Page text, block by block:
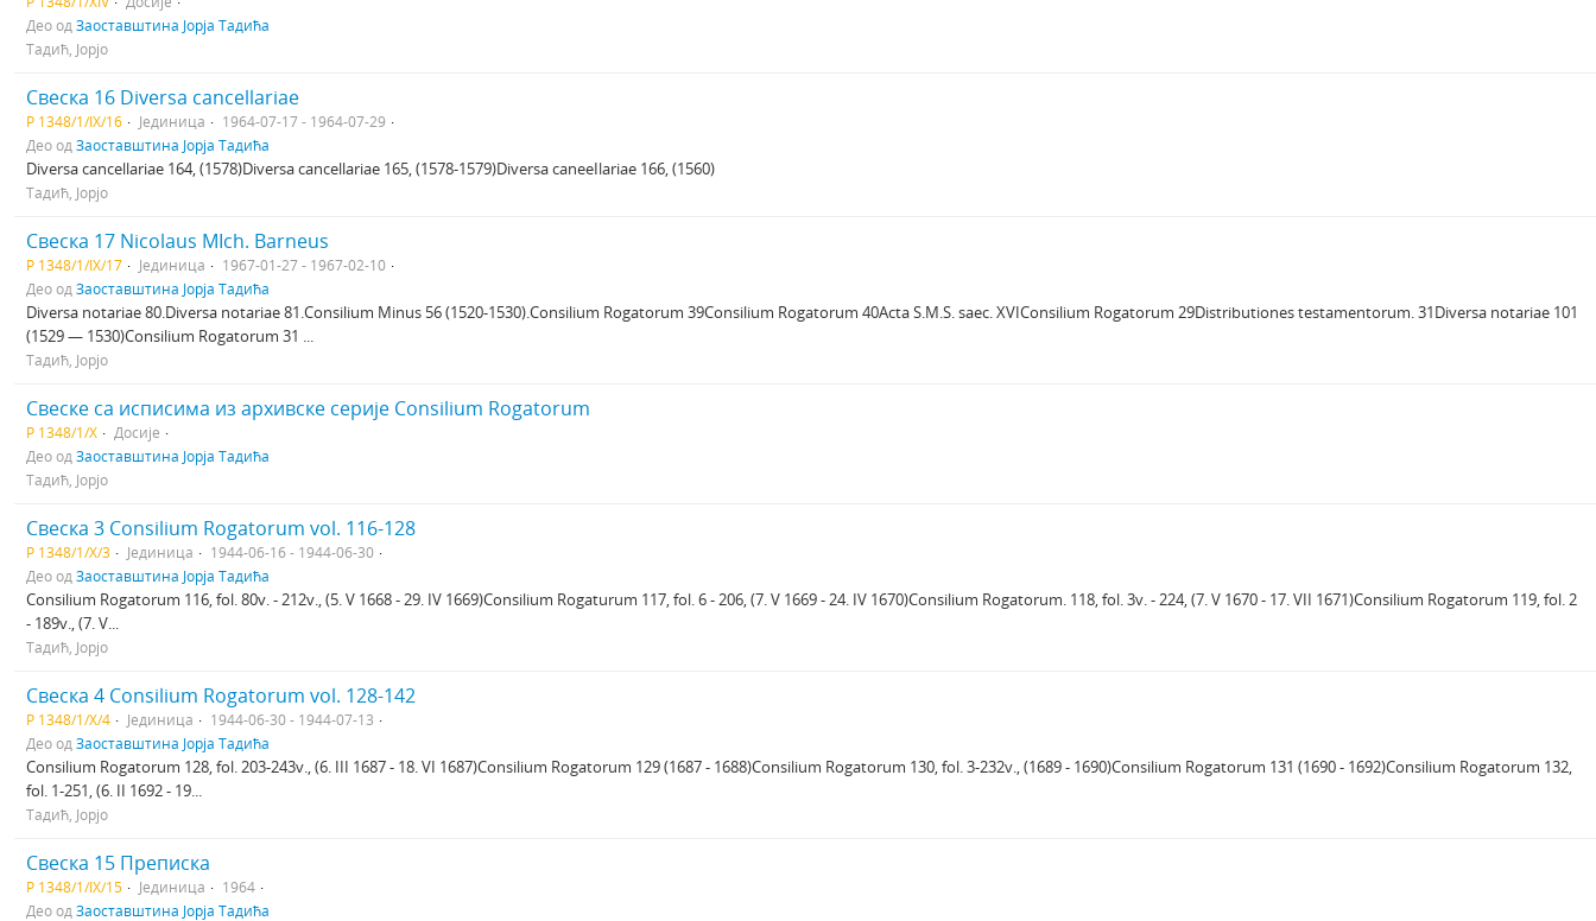
Део од Заоставштина Јорја Тадића
Тадић, Јорјо
Свеска 16 Diversa cancellariae
Р 1348/1/IX/16 Јединица
1964-07-17 - 1964-07-29
Део од Заоставштина Јорја Тадића
Diversa cancellariae 164, (1578)Diversa cancellariae 165, (1578-1579)Diversa caneeIlariae 166, (1560)
Тадић, Јорјо
Свеска 17 Nicolaus MIch. Barneus
Р 1348/1/IX/17 Јединица
1967-01-27 - 1967-02-10
Део од Заоставштина Јорја Тадића
Diversa notariae 80.Diversa notariae 81.Consilium Мinus 56 (1520-1530).Consilium Rogatorum 39Consilium Rogatorum 40Acta S.M.S. sаес. XVIConsilium Rogatorum 29Distributiones testamentorum. 31Diversa notariae 101
(1529 — 1530)Consilium Rogatorum 31 ...
Тадић, Јорјо
Свеске са исписима из архивске серије Consilium Rogatorum
Р 1348/1/X
Досије
Део од Заоставштина Јорја Тадића
Тадић, Јорјо
Свеска 3 Consilium Rogatorum vol. 116-128
Р 1348/1/X/3 Јединица
1944-06-16 - 1944-06-30
Део од Заоставштина Јорја Тадића
Consilium Rogatorum 116, fol. 80v. - 212v., (5. V 1668 - 29. IV 1669)Consilium Rogaturum 117, fol. 6 - 206, (7. V 1669 - 24. IV 1670)Consilium Rogatorum. 118, fol. 3v. - 224, (7. V 1670 - 17. VII 1671)Consilium Rogatorum 119, fol. 2
- 189v., (7. V...
Тадић, Јорјо
Свеска 4 Consilium Rogatorum vol. 128-142
Р 1348/1/X/4 Јединица
1944-06-30 - 1944-07-13
Део од Заоставштина Јорја Тадића
Consilium Rogatorum 128, fol. 203-243v., (6. III 1687 - 18. VI 1687)Consilium Rogatorum 129 (1687 - 1688)Consilium Rogatorum 130, fol. 3-232v., (1689 - 1690)Consilium Rogatorum 131 (1690 - 1692)Consilium Rogatorum 132,
fol. 1-251, (6. II 1692 - 19...
Тадић, Јорјо
Свеска 15 Преписка
Р 1348/1/IX/15 Јединица
1964
Део од Заоставштина Јорја Тадића